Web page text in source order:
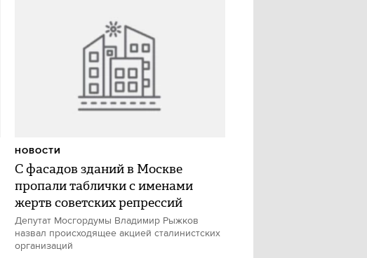
С фасадов зданий в Москве
пропали таблички с именами
жертв советских репрессий
Депутат Мосгордумы Владимир Рыжков
назвал происходящее акцией сталинистских
организаций
НОВОСТИ